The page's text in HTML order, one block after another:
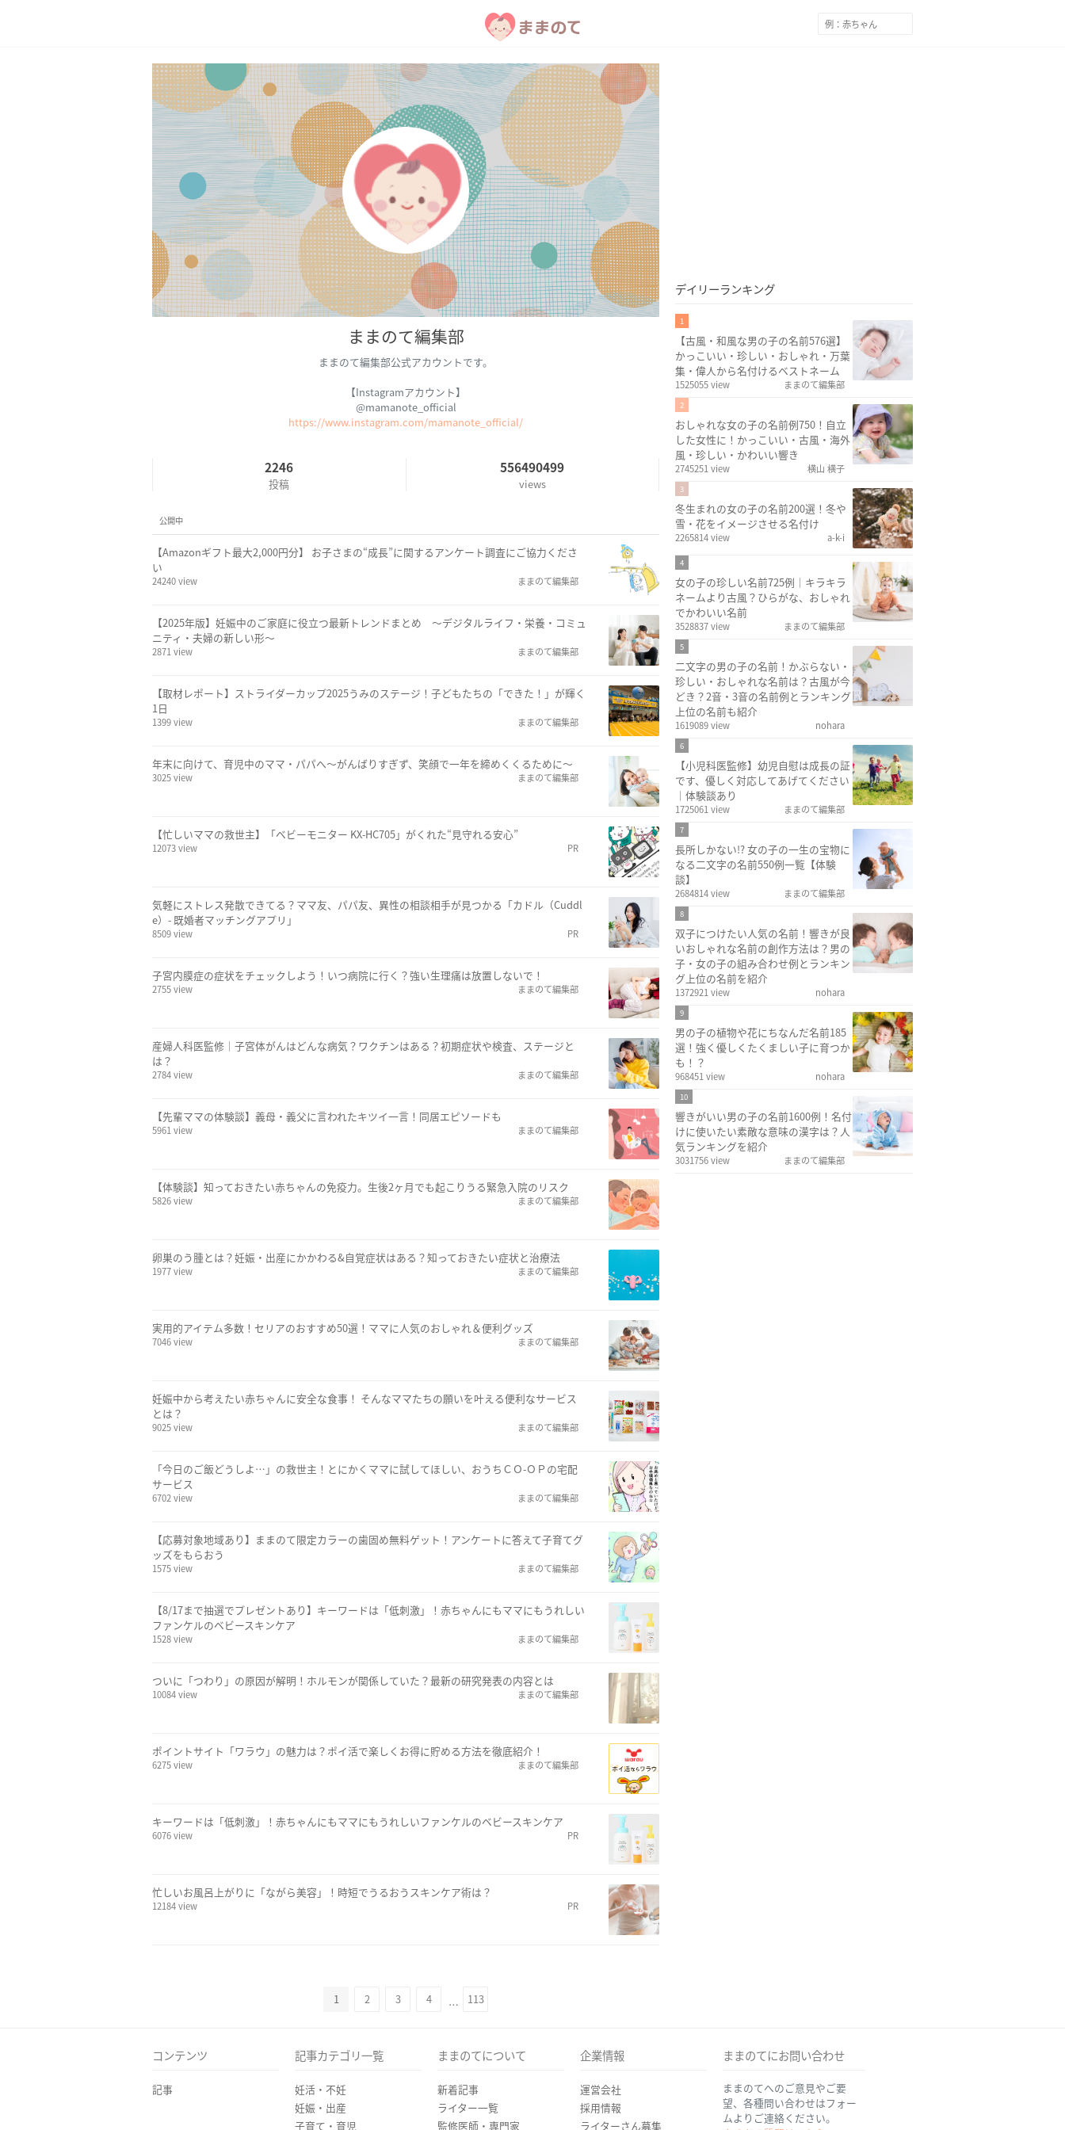
ままのて編集部
ままのて編集部公式アカウントです。
【Instagramアカウント】
@mamanote_official
https://www.instagram.com/mamanote_official/
2246
投稿
556490499
views
公開中
【Amazonギフト最大2,000円分】 お子さまの“成長”に関するアンケート調査にご協力くださ
い
24240 view ままのて編集部
【2025年版】妊娠中のご家庭に役立つ最新トレンドまとめ ～デジタルライフ・栄養・コミュ
ニティ・夫婦の新しい形～
2871 view ままのて編集部
【取材レポート】ストライダーカップ2025うみのステージ！子どもたちの「できた！」が輝く
1日
1399 view ままのて編集部
年末に向けて、育児中のママ・パパへ～がんばりすぎず、笑顔で一年を締めくくるために～
3025 view ままのて編集部
【忙しいママの救世主】「ベビーモニター KX-HC705」がくれた“見守れる安心”
12073 view PR
気軽にストレス発散できてる？ママ友、パパ友、異性の相談相手が見つかる「カドル（Cuddl
e）- 既婚者マッチングアプリ」
8509 view PR
子宮内膜症の症状をチェックしよう！いつ病院に行く？強い生理痛は放置しないで！
2755 view ままのて編集部
産婦人科医監修｜子宮体がんはどんな病気？ワクチンはある？初期症状や検査、ステージと
は？
2784 view ままのて編集部
【先輩ママの体験談】義母・義父に言われたキツイ一言！同居エピソードも
5961 view ままのて編集部
【体験談】知っておきたい赤ちゃんの免疫力。生後2ヶ月でも起こりうる緊急入院のリスク
5826 view ままのて編集部
卵巣のう腫とは？妊娠・出産にかかわる&自覚症状はある？知っておきたい症状と治療法
1977 view ままのて編集部
実用的アイテム多数！セリアのおすすめ50選！ママに人気のおしゃれ＆便利グッズ
7046 view ままのて編集部
妊娠中から考えたい赤ちゃんに安全な食事！ そんなママたちの願いを叶える便利なサービス
とは？
9025 view ままのて編集部
「今日のご飯どうしよ…」の救世主！とにかくママに試してほしい、おうちＣＯ-ＯＰの宅配
サービス
6702 view ままのて編集部
【応募対象地域あり】ままのて限定カラーの歯固め無料ゲット！アンケートに答えて子育てグ
ッズをもらおう
1575 view ままのて編集部
【8/17まで抽選でプレゼントあり】キーワードは「低刺激」！赤ちゃんにもママにもうれしい
ファンケルのベビースキンケア
1528 view ままのて編集部
ついに「つわり」の原因が解明！ホルモンが関係していた？最新の研究発表の内容とは
10084 view ままのて編集部
ポイントサイト「ワラウ」の魅力は？ポイ活で楽しくお得に貯める方法を徹底紹介！
6275 view ままのて編集部
キーワードは「低刺激」！赤ちゃんにもママにもうれしいファンケルのベビースキンケア
6076 view PR
忙しいお風呂上がりに「ながら美容」！時短でうるおうスキンケア術は？
12184 view PR
1 2 3 4 … 113
デイリーランキング
1
【古風・和風な男の子の名前576選】
かっこいい・珍しい・おしゃれ・万葉
集・偉人から名付けるベストネーム
1525055 view ままのて編集部
2
おしゃれな女の子の名前例750！自立
した女性に！かっこいい・古風・海外
風・珍しい・かわいい響き
2745251 view 横山 横子
3
冬生まれの女の子の名前200選！冬や
雪・花をイメージさせる名付け
2265814 view a-k-i
4
女の子の珍しい名前725例｜キラキラ
ネームより古風？ひらがな、おしゃれ
でかわいい名前
3528837 view ままのて編集部
5
二文字の男の子の名前！かぶらない・
珍しい・おしゃれな名前は？古風が今
どき？2音・3音の名前例とランキング
上位の名前も紹介
1619089 view nohara
6
【小児科医監修】幼児自慰は成長の証
です、優しく対応してあげてください
｜体験談あり
1725061 view ままのて編集部
7
長所しかない!? 女の子の一生の宝物に
なる二文字の名前550例一覧【体験
談】
2684814 view ままのて編集部
8
双子につけたい人気の名前！響きが良
いおしゃれな名前の創作方法は？男の
子・女の子の組み合わせ例とランキン
グ上位の名前を紹介
1372921 view nohara
9
男の子の植物や花にちなんだ名前185
選！強く優しくたくましい子に育つか
も！？
968451 view nohara
10
響きがいい男の子の名前1600例！名付
けに使いたい素敵な意味の漢字は？人
気ランキングを紹介
3031756 view ままのて編集部
コンテンツ
記事
記事カテゴリ一覧
妊活・不妊
妊娠・出産
子育て・育児
ままのてについて
新着記事
ライター一覧
監修医師・専門家
企業情報
運営会社
採用情報
ライターさん募集
ままのてにお問い合わせ
ままのてへのご意見やご要
望、各種問い合わせはフォー
ムよりご連絡ください。